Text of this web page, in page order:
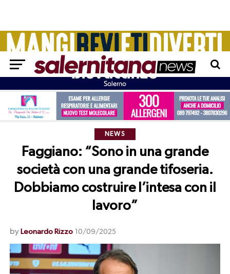
NEWS
Faggiano: “Sono in una grande
società con una grande tifoseria.
Dobbiamo costruire l’intesa con il
lavoro”
by Leonardo Rizzo 10/09/2025